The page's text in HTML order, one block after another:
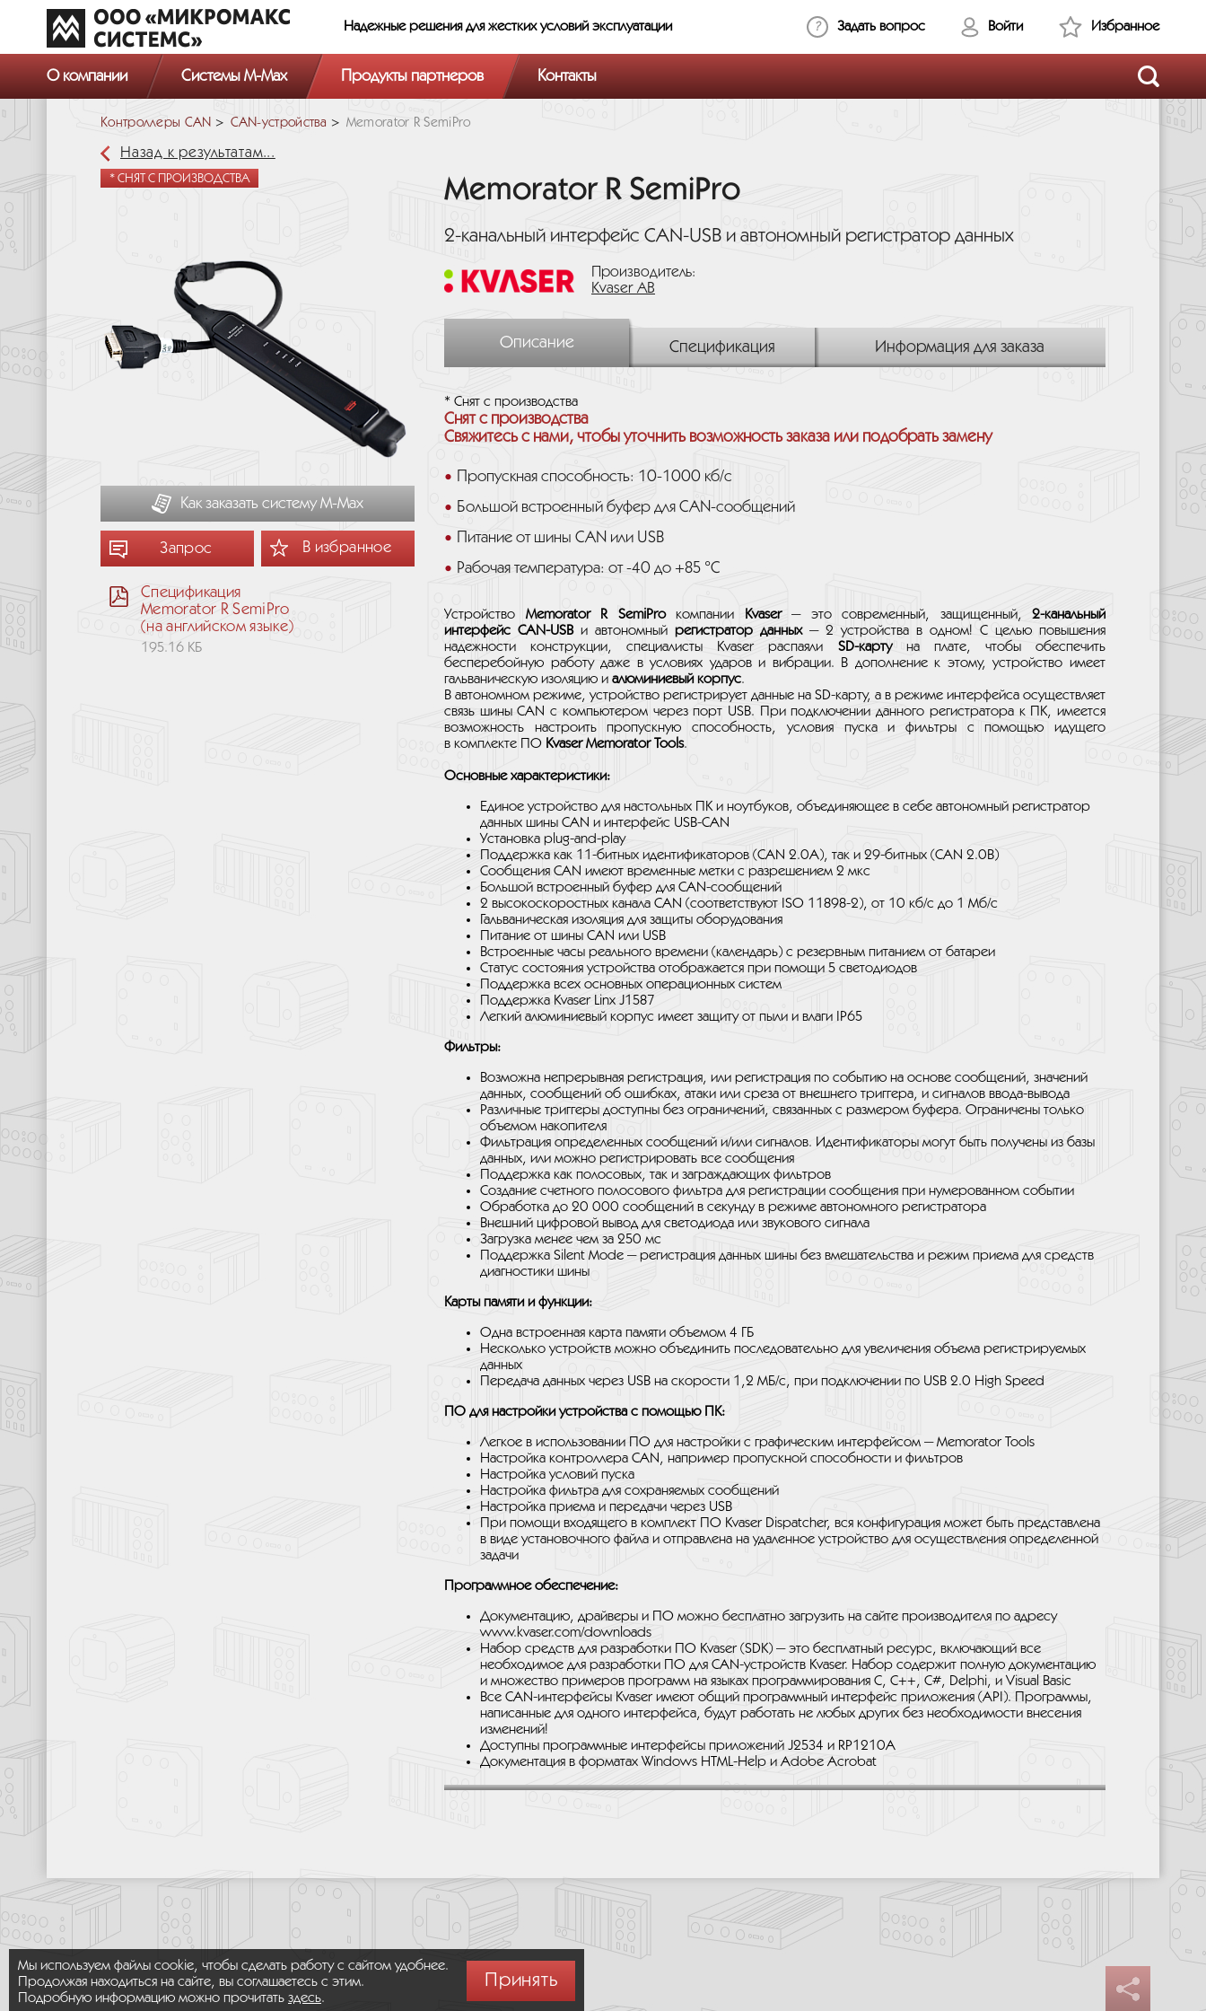
Надежные решения для жестких условий эксплуатации Задать вопрос Войти Избранное
О компании Системы M-Max Продукты партнеров Контакты
Контроллеры CAN СAN-устройства Memorator R SemiPro
Назад к результатам...
* СНЯТ С ПРОИЗВОДСТВА
Как заказать систему М-Мах
Запрос В избранное
Спецификация
Memorator R SemiPro
(на английском языке)
195.16 КБ
Memorator R SemiPro
2-канальный интерфейс CAN-USB и автономный регистратор данных
Производитель:
Kvaser AB
Описание Спецификация Информация для заказа
* Снят с производства
Снят с производства
Свяжитесь с нами, чтобы уточнить возможность заказа или подобрать замену
Пропускная способность: 10-1000 кб/с
Большой встроенный буфер для CAN-сообщений
Питание от шины CAN или USB
Рабочая температура: от -40 до +85 °C
Устройство Memorator R SemiProкомпании Kvaser— это современный, защищенный, 2-канальный
интерфейс CAN-USBи автономный регистратор данных— 2 устройства в одном! С целью повышения
надежности конструкции, специалисты Kvaser распаяли SD-картуна плате, чтобы обеспечить
бесперебойную работу даже в условиях ударов и вибрации. В дополнение к этому, устройство имеет
гальваническую изоляцию и алюминиевый корпус.
В автономном режиме, устройство регистрирует данные на SD-карту, а в режиме интерфейса осуществляет
связь шины CAN с компьютером через порт USB. При подключении данного регистратора к ПК, имеется
возможность настроить пропускную способность, условия пуска и фильтры с помощью идущего
в комплекте ПО Kvaser Memorator Tools.
Основные характеристики:
Единое устройство для настольных ПК и ноутбуков, объединяющее в себе автономный регистратор
данных шины CAN и интерфейс USB-CAN
Установка plug-and-play
Поддержка как 11-битных идентификаторов (CAN 2.0A), так и 29-битных (CAN 2.0B)
Сообщения CAN имеют временные метки с разрешением 2 мкс
Большой встроенный буфер для CAN-сообщений
2 высокоскоростных канала CAN (соответствуют ISO 11898-2), от 10 кб/с до 1 Мб/с
Гальваническая изоляция для защиты оборудования
Питание от шины CAN или USB
Встроенные часы реального времени (календарь) с резервным питанием от батареи
Статус состояния устройства отображается при помощи 5 светодиодов
Поддержка всех основных операционных систем
Поддержка Kvaser Linx J1587
Легкий алюминиевый корпус имеет защиту от пыли и влаги IP65
Фильтры:
Возможна непрерывная регистрация, или регистрация по событию на основе сообщений, значений
данных, сообщений об ошибках, атаки или среза от внешнего триггера, и сигналов ввода-вывода
Различные триггеры доступны без ограничений, связанных с размером буфера. Ограничены только
объемом накопителя
Фильтрация определенных сообщений и/или сигналов. Идентификаторы могут быть получены из базы
данных, или можно регистрировать все сообщения
Поддержка как полосовых, так и заграждающих фильтров
Создание счетного полосового фильтра для регистрации сообщения при нумерованном событии
Обработка до 20 000 сообщений в секунду в режиме автономного регистратора
Внешний цифровой вывод для светодиода или звукового сигнала
Загрузка менее чем за 250 мс
Поддержка Silent Mode — регистрация данных шины без вмешательства и режим приема для средств
диагностики шины
Карты памяти и функции:
Одна встроенная карта памяти объемом 4 ГБ
Несколько устройств можно объединить последовательно для увеличения объема регистрируемых
данных
Передача данных через USB на скорости 1,2 МБ/с, при подключении по USB 2.0 High Speed
ПО для настройки устройства с помощью ПК:
Легкое в использовании ПО для настройки с графическим интерфейсом — Memorator Tools
Настройка контроллера CAN, например пропускной способности и фильтров
Настройка условий пуска
Настройка фильтра для сохраняемых сообщений
Настройка приема и передачи через USB
При помощи входящего в комплект ПО Kvaser Dispatcher, вся конфигурация может быть представлена
в виде установочного файла и отправлена на удаленное устройство для осуществления определенной
задачи
Программное обеспечение:
Документацию, драйверы и ПО можно бесплатно загрузить на сайте производителя по адресу
www.kvaser.com/downloads
Набор средств для разработки ПО Kvaser (SDK) — это бесплатный ресурс, включающий все
необходимое для разработки ПО для CAN-устройств Kvaser. Набор содержит полную документацию
и множество примеров программ на языках программирования C, C++, C#, Delphi, и Visual Basic
Все CAN-интерфейсы Kvaser имеют общий программный интерфейс приложения (API). Программы,
написанные для одного интерфейса, будут работать не любых других без необходимости внесения
изменений!
Доступны программные интерфейсы приложений J2534 и RP1210A
Документация в форматах Windows HTML-Help и Adobe Acrobat
Мы используем файлы cookie, чтобы сделать работу с сайтом удобнее.
Продолжая находиться на сайте, вы соглашаетесь с этим.
Подробную информацию можно прочитать здесь.
Принять